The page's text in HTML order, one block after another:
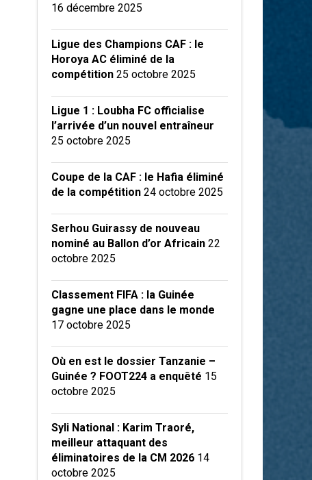
16 décembre 2025
Ligue des Champions CAF : le
Horoya AC éliminé de la
compétition 25 octobre 2025
Ligue 1 : Loubha FC officialise
l’arrivée d’un nouvel entraîneur
25 octobre 2025
Coupe de la CAF : le Hafia éliminé
de la compétition 24 octobre 2025
Serhou Guirassy de nouveau
nominé au Ballon d’or Africain 22
octobre 2025
Classement FIFA : la Guinée
gagne une place dans le monde
17 octobre 2025
Où en est le dossier Tanzanie –
Guinée ? FOOT224 a enquêté 15
octobre 2025
Syli National : Karim Traoré,
meilleur attaquant des
éliminatoires de la CM 2026 14
octobre 2025